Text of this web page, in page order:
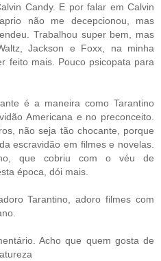
Candy. E por falar em Calvin
não me decepcionou, mas
Trabalhou super bem, mas
Jackson e Foxx, na minha
feito mais. Pouco psicopata para
é a maneira como Tarantino
Americana e no preconceito.
não seja tão chocante, porque
escravidão em filmes e novelas.
que cobriu com o véu de
época, dói mais.
Tarantino, adoro filmes com
Acho que quem gosta de